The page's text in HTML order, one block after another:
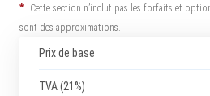
*
Cette section n’inclut pas les forfaits et
sont des approximations.
Prix de base
TVA (21%)